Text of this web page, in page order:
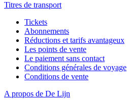
Titres de transport
Tickets
Abonnements
Réductions et tarifs avantageux
Les points de vente
Le paiement sans contact
Conditions générales de voyage
Conditions de vente
A propos de De Lijn